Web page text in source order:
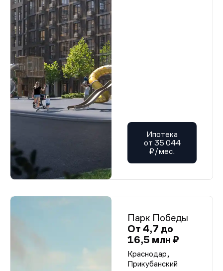
Ипотека
от 35 044
₽/мес.
Парк Победы
От 4,7 до
16,5 млн ₽
Краснодар,
Прикубанский